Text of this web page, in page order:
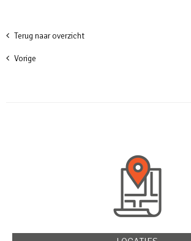
Terug naar overzicht
Vorige